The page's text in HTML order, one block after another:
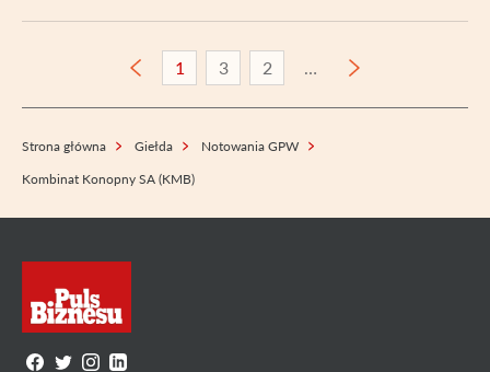
1 3 2
Strona główna Giełda
Notowania GPW
Kombinat Konopny SA (KMB)